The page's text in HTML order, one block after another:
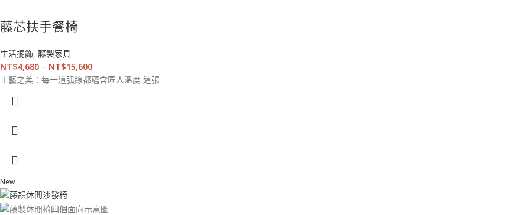
藤芯扶手餐椅
生活擺飾, 藤製家具
NT$4,680 – NT$15,600
工藝之美：每一道弧線都蘊含匠人溫度 這張
New